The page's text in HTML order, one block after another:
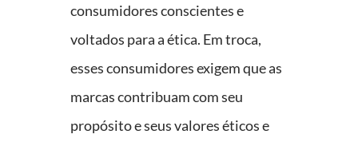
consumidores conscientes e
voltados para a ética. Em troca,
esses consumidores exigem que as
marcas contribuam com seu
propósito e seus valores éticos e